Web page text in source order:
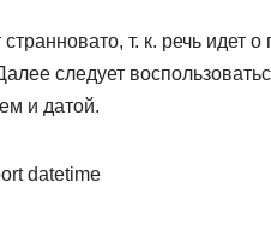
т. к. речь идет о
следует
и датой.
datetime